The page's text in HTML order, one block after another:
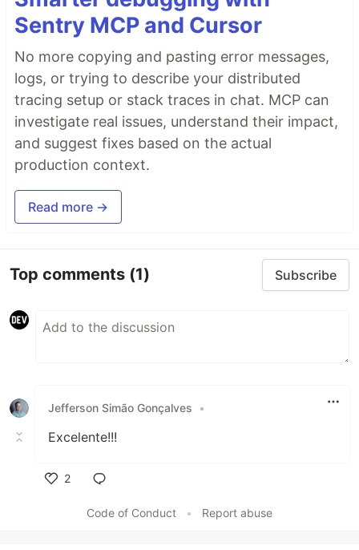
Sentry MCP and Cursor
No more copying and pasting error messages,
logs, or trying to describe your distributed
tracing setup or stack traces in chat. MCP can
investigate real issues, understand their impact,
and suggest fixes based on the actual
production context.
Read more →
Top comments (1) Subscribe
Jefferson Simão Gonçalves •
Excelente!!!
2
Code of Conduct
• Report abuse